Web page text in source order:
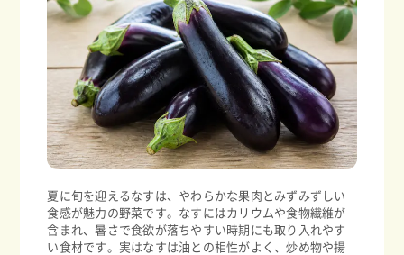
夏に旬を迎えるなすは、やわらかな果肉とみずみずしい
食感が魅力の野菜です。なすにはカリウムや食物繊維が
含まれ、暑さで食欲が落ちやすい時期にも取り入れやす
い食材です。実はなすは油との相性がよく、炒め物や揚